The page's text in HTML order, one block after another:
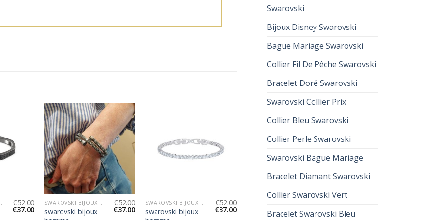
Swarovski
Bijoux Disney Swarovski
Bague Mariage Swarovski
Collier Fil De Pêche Swarovski
Bracelet Doré Swarovski
Swarovski Collier Prix
Collier Bleu Swarovski
Collier Perle Swarovski
Swarovski Bague Mariage
Bracelet Diamant Swarovski
Collier Swarovski Vert
Bracelet Swarovski Bleu
€52.00
€37.00
swarovski bijoux
€52.00
€37.00
swarovski bijoux
€52.00
€37.00